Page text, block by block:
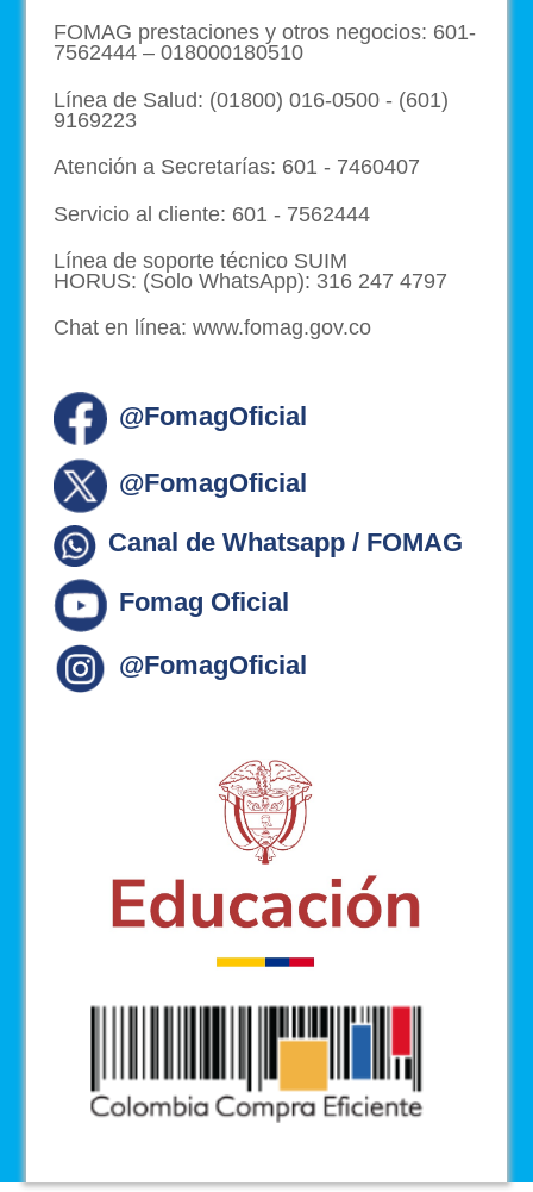
FOMAG prestaciones y otros negocios: 601-
7562444 – 018000180510
Línea de Salud: (01800) 016-0500 - (601)
9169223
Atención a Secretarías: 601 - 7460407
Servicio al cliente: 601 - 7562444
Línea de soporte técnico SUIM
HORUS: (Solo WhatsApp): 316 247 4797
Chat en línea: www.fomag.gov.co
@FomagOficial
@FomagOficial
Canal de Whatsapp / FOMAG
Fomag Oficial
@FomagOficial